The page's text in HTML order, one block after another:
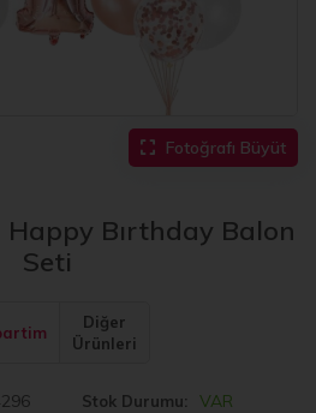
Fotoğrafı Büyüt
Happy Bırthday Balon
Seti
Diğer
Ürünleri
Stok Durumu VAR